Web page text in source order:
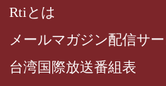
Rtiとは
メールマガジン配信サ
台湾国際放送番組表